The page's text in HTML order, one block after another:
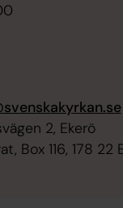
2, Ekerö
Box 116, 178 22